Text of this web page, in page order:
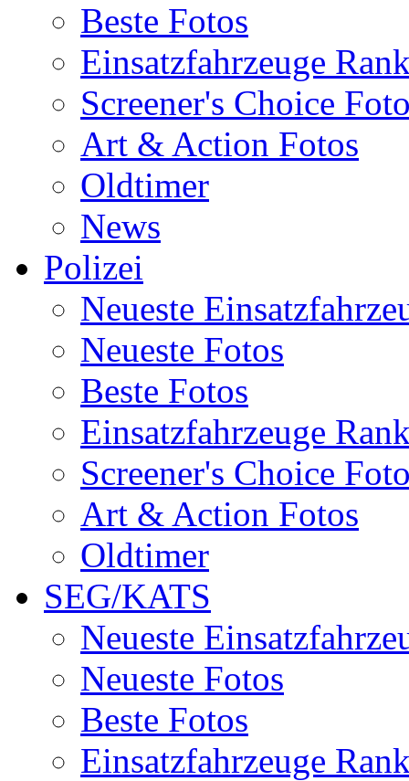
Beste Fotos
Einsatzfahrzeuge
Screener's Choice
Art & Action Fotos
Oldtimer
News
Polizei
Neueste
Neueste Fotos
Beste Fotos
Einsatzfahrzeuge
Screener's Choice
Art & Action Fotos
Oldtimer
SEG/KATS
Neueste
Neueste Fotos
Beste Fotos
Einsatzfahrzeuge